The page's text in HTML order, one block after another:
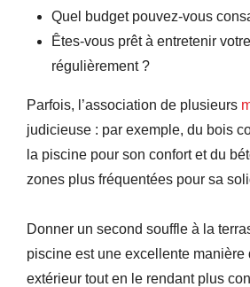
Quel budget pouvez-vous
Êtes-vous prêt à entretenir
régulièrement ?
Parfois, l’association de plusieurs
judicieuse : par exemple, du bois
la piscine pour son confort et du
zones plus fréquentées pour sa
Donner un second souffle à la
piscine est une excellente manière
extérieur tout en le rendant plus